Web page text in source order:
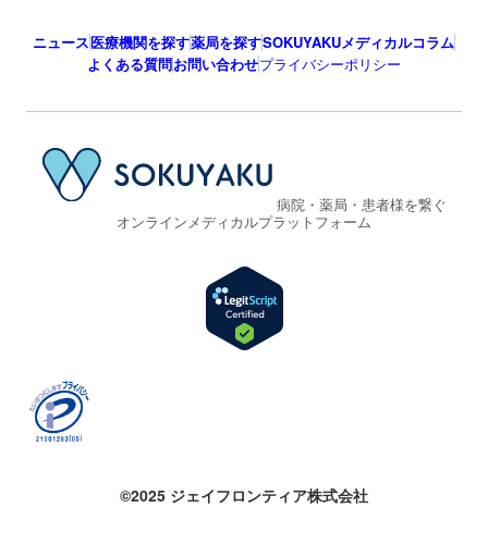
ニュース医療機関を探す薬局を探すSOKUYAKUメディカルコラム
よくある質問お問い合わせプライバシーポリシー
病院・薬局・患者様を繋ぐ
オンラインメディカルプラットフォーム
©2025 ジェイフロンティア株式会社